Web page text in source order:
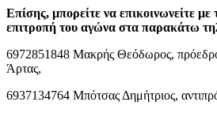
Επίσης, μπορείτε να επικοινωνείτε
επιτροπή του αγώνα στα παρακάτω
6972851848 Μακρής Θεόδωρος,
Άρτας,
6937134764 Μπότσας Δημήτριος,